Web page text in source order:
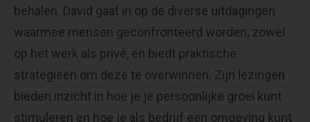
behalen. David gaat in op de diverse uitdagingen
waarmee mensen geconfronteerd worden, zowel
op het werk als privé, en biedt praktische
strategieën om deze te overwinnen. Zijn lezingen
bieden inzicht in hoe je je persoonlijke groei kunt
stimuleren en hoe je als bedrijf een omgeving kunt